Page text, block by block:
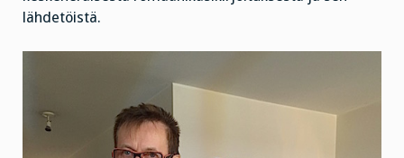
lähdetöistä.